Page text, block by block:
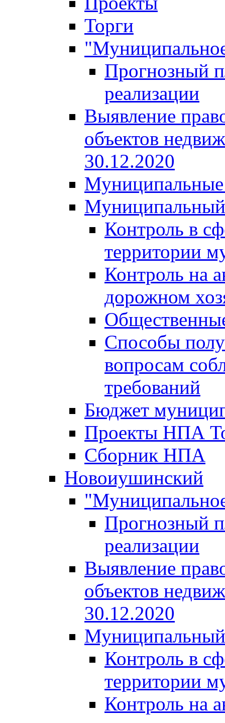
Торги
Прогнозный
реализации
Выявление
объектов
30.12.2020
Муниципальные
Муниципальный
Контроль в
территории
Контроль на
дорожном
Способы
вопросам
требований
Бюджет
Проекты НПА
Сборник НПА
Новоиушинский
Прогнозный
реализации
Выявление
объектов
30.12.2020
Муниципальный
Контроль в
территории
Контроль на